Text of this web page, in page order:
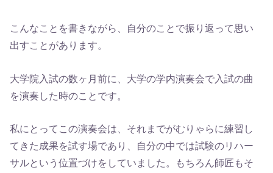
こんなことを書きながら、自分のことで振り返って思い
出すことがあります。
大学院入試の数ヶ月前に、大学の学内演奏会で入試の曲
を演奏した時のことです。
私にとってこの演奏会は、それまでがむりゃらに練習し
てきた成果を試す場であり、自分の中では試験のリハー
サルという位置づけをしていました。もちろん師匠もそ